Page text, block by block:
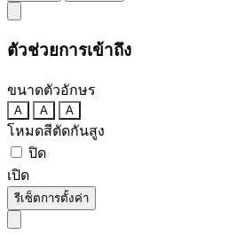
ตัวช่วยการเข้าถึง
ขนาดตัวอักษร
A A A
โหมดสีตัดกันสูง
ปิด
เปิด
รีเซ็ตการตั้งค่า